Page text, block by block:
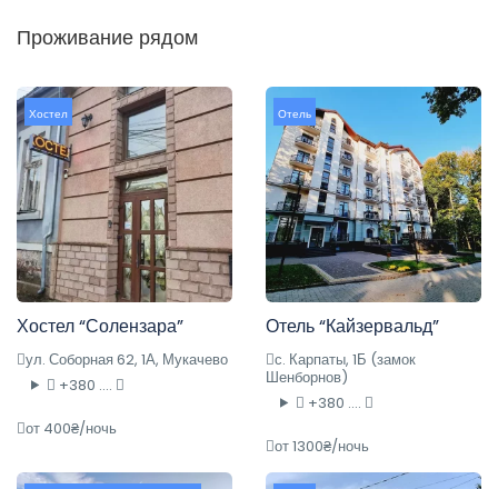
Проживание рядом
Хостел
Хостел “Солензара”
ул. Соборная 62, 1А, Мукачево
+380 ....
от 400₴/ночь
Отель
Отель “Кайзервальд”
с. Карпаты, 1Б (замок
Шенборнов)
+380 ....
от 1300₴/ночь